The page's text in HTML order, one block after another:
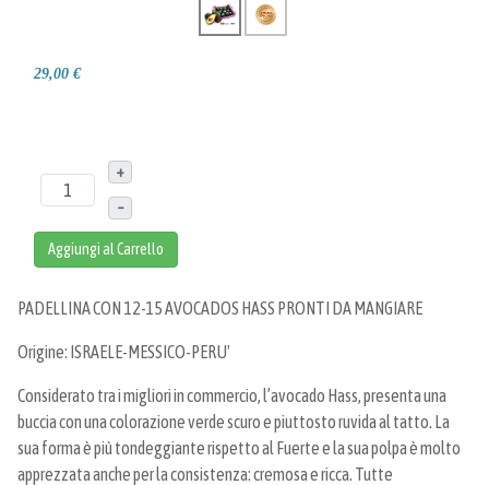
29,00 €
+
–
Aggiungi al Carrello
PADELLINA CON 12-15 AVOCADOS HASS PRONTI DA MANGIARE
Origine: ISRAELE-MESSICO-PERU'
Considerato tra i migliori in commercio, l’avocado Hass, presenta una
buccia con una colorazione verde scuro e piuttosto ruvida al tatto. La
sua forma è più tondeggiante rispetto al Fuerte e la sua polpa è molto
apprezzata anche per la consistenza: cremosa e ricca. Tutte